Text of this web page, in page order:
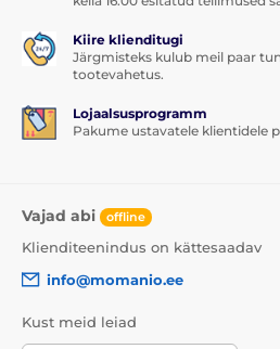
Kiire klienditugi
Järgmisteks kulub meil paar
tootevahetus.
Lojaalsusprogramm
Pakume ustavatele klientidele
Vajad abi offline
Klienditeenindus on kättesaadav
info@momanio.ee
Kust meid leiad